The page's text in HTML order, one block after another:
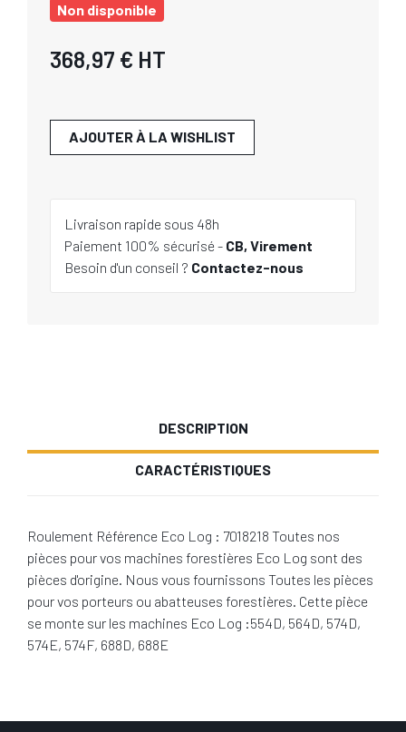
Non disponible
368,97 € HT
AJOUTER À LA WISHLIST
Livraison rapide sous 48h
Paiement 100% sécurisé - CB, Virement
Besoin d'un conseil ? Contactez-nous
DESCRIPTION
CARACTÉRISTIQUES
Roulement Référence Eco Log : 7018218 Toutes nos
pièces pour vos machines forestières Eco Log sont des
pièces d'origine. Nous vous fournissons Toutes les pièces
pour vos porteurs ou abatteuses forestières. Cette pièce
se monte sur les machines Eco Log :554D, 564D, 574D,
574E, 574F, 688D, 688E